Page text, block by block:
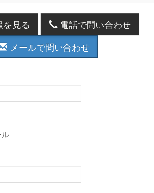
見る
電話で問い合わせ
メールで問い合わせ
ル